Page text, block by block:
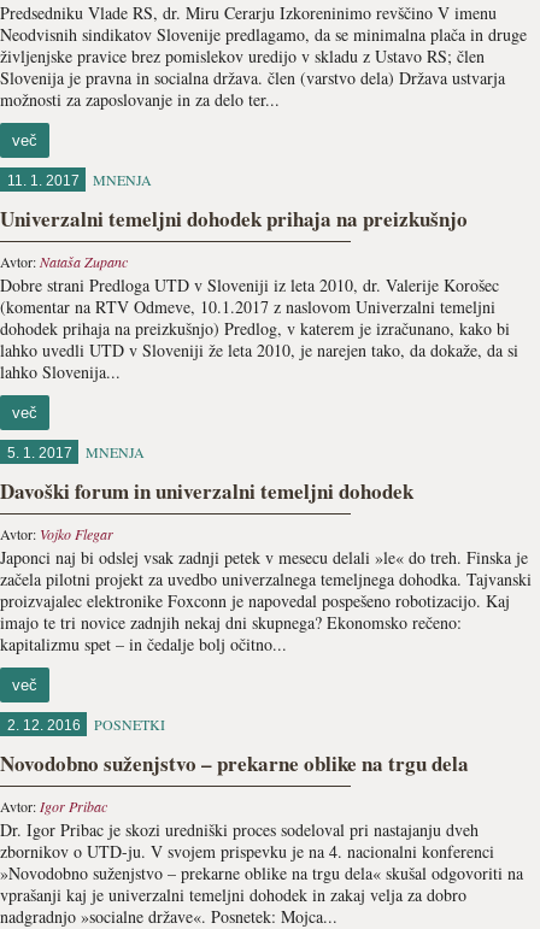
Predsedniku Vlade RS, dr. Miru Cerarju Izkoreninimo revščino V imenu
Neodvisnih sindikatov Slovenije predlagamo, da se minimalna plača in druge
življenjske pravice brez pomislekov uredijo v skladu z Ustavo RS; člen
Slovenija je pravna in socialna država. člen (varstvo dela) Država ustvarja
možnosti za zaposlovanje in za delo ter...
več
11. 1. 2017 MNENJA
Univerzalni temeljni dohodek prihaja na preizkušnjo
Avtor:Nataša Zupanc
Dobre strani Predloga UTD v Sloveniji iz leta 2010, dr. Valerije Korošec
(komentar na RTV Odmeve, 10.1.2017 z naslovom Univerzalni temeljni
dohodek prihaja na preizkušnjo) Predlog, v katerem je izračunano, kako bi
lahko uvedli UTD v Sloveniji že leta 2010, je narejen tako, da dokaže, da si
lahko Slovenija...
več
5. 1. 2017 MNENJA
Davoški forum in univerzalni temeljni dohodek
Avtor: Vojko Flegar
Japonci naj bi odslej vsak zadnji petek v mesecu delali »le« do treh. Finska je
začela pilotni projekt za uvedbo univerzalnega temeljnega dohodka. Tajvanski
proizvajalec elektronike Foxconn je napovedal pospešeno robotizacijo. Kaj
imajo te tri novice zadnjih nekaj dni skupnega? Ekonomsko rečeno:
kapitalizmu spet – in čedalje bolj očitno...
več
2. 12. 2016 POSNETKI
Novodobno suženjstvo – prekarne oblike na trgu dela
Avtor: Igor Pribac
Dr. Igor Pribac je skozi uredniški proces sodeloval pri nastajanju dveh
zbornikov o UTD-ju. V svojem prispevku je na 4. nacionalni konferenci
»Novodobno suženjstvo – prekarne oblike na trgu dela« skušal odgovoriti na
vprašanji kaj je univerzalni temeljni dohodek in zakaj velja za dobro
nadgradnjo »socialne države«. Posnetek: Mojca...